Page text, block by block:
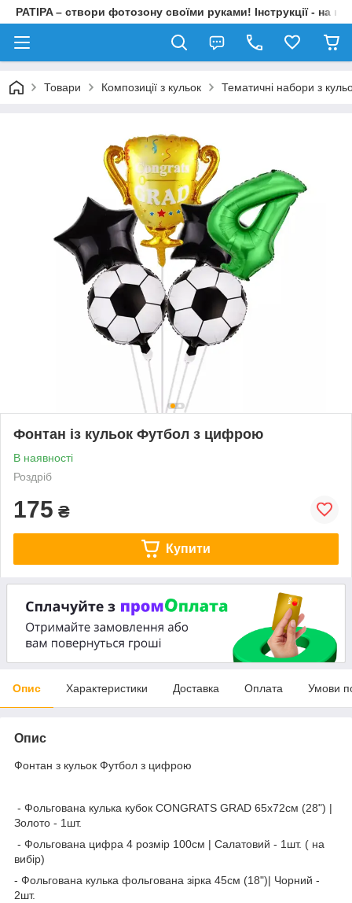
PATIPA – створи фотозону своїми руками! Інструкції - на
Товари Композиції з кульок Тематичні набори з
Фонтан із кульок Футбол з цифрою
В наявності
Роздріб
175 ₴
Купити
Опис Характеристики Доставка Оплата Умови
Опис
Фонтан з кульок Футбол з цифрою
- Фольгована кулька кубок CONGRATS GRAD 65х72см (28") |
Золото - 1шт.
- Фольгована цифра 4 розмір 100см | Салатовий - 1шт. ( на
вибір)
- Фольгована кулька фольгована зірка 45см (18")| Чорний -
2шт.